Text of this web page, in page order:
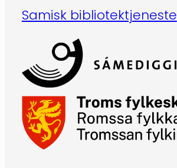
Samisk bibliotektjeneste